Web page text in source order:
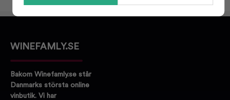
WINEFAMLY.SE
Bakom Winefamly.se står
Danmarks största online
vinbutik. Vi har